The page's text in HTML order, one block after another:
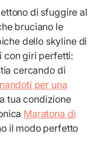
di sfuggire al
bruciano le
dello skyline di
con giri perfetti:
cercando di
per una
tua condizione
Maratona di
il modo perfetto